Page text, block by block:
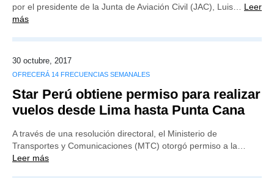
por el presidente de la Junta de Aviación Civil (JAC), Luis… Leer
más
30 octubre, 2017
OFRECERÁ 14 FRECUENCIAS SEMANALES
Star Perú obtiene permiso para realizar
vuelos desde Lima hasta Punta Cana
A través de una resolución directoral, el Ministerio de
Transportes y Comunicaciones (MTC) otorgó permiso a la…
Leer más